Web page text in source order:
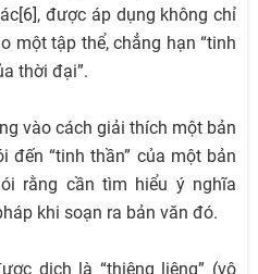
được áp dụng không chỉ
một tập thể, chẳng hạn “tinh
thời đại”.
vào cách giải thích một bản
đến “tinh thần” của một bản
rằng cần tìm hiểu ý nghĩa
khi soạn ra bản văn đó.
dịch là “thiêng liêng” (vô